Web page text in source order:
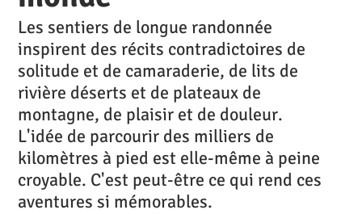
Les sentiers de longue randonnée
inspirent des récits contradictoires de
solitude et de camaraderie, de lits de
rivière déserts et de plateaux de
montagne, de plaisir et de douleur.
L'idée de parcourir des milliers de
kilomètres à pied est elle-même à peine
croyable. C'est peut-être ce qui rend ces
aventures si mémorables.